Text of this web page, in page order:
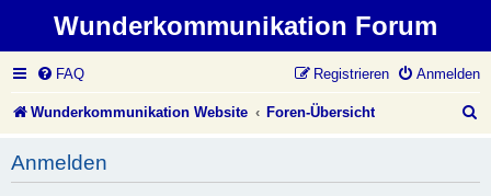
Wunderkommunikation Forum
FAQ Anmelden
Registrieren
Wunderkommunikation Website Foren-Übersicht
Anmelden